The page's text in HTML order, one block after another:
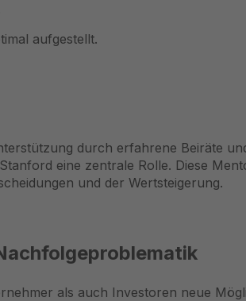
aufgestellt.
durch erfahrene Beiräte
eine zentrale Rolle. Diese
und der Wertsteigerung.
als auch Investoren neue